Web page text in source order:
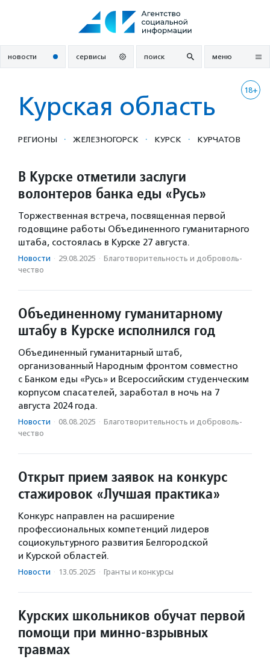
новости сервисы поиск меню
18+
Курская область
РЕГИОНЫ · ЖЕЛЕЗНОГОРСК · КУРСК · КУРЧАТОВ
В Курске отметили заслуги
волонтеров банка еды «Русь»
Торжественная встреча, посвященная первой
годовщине работы Объединенного гуманитарного
штаба, состоялась в Курске 27 августа.
Новости · 29.08.2025 · Благотвори­тель­ность и доброволь­
чест­во
Объединенному гуманитарному
штабу в Курске исполнился год
Объединенный гуманитарный штаб,
организованный Народным фронтом совместно
с Банком еды «Русь» и Всероссийским студенческим
корпусом спасателей, заработал в ночь на 7
августа 2024 года.
Новости · 08.08.2025 · Благотвори­тель­ность и доброволь­
чест­во
Открыт прием заявок на конкурс
стажировок «Лучшая практика»
Конкурс направлен на расширение
профессиональных компетенций лидеров
социокультурного развития Белгородской
и Курской областей.
Новости · 13.05.2025 · Гранты и конкурсы
Курских школьников обучат первой
помощи при минно-взрывных
травмах